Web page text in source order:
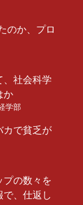
のか、プロ
、社会科学
か
学部
で貧乏が
プの数々を
、仕返し